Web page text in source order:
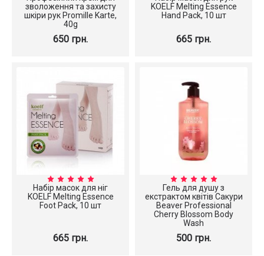
зволоження та захисту
шкіри рук Promille Karte,
40g
650 грн.
KOELF Melting Essence
Hand Pack, 10 шт
665 грн.
Набір масок для ніг
KOELF Melting Essence
Foot Pack, 10 шт
665 грн.
Гель для душу з
екстрактом квітів Сакури
Beaver Professional
Cherry Blossom Body
Wash
500 грн.